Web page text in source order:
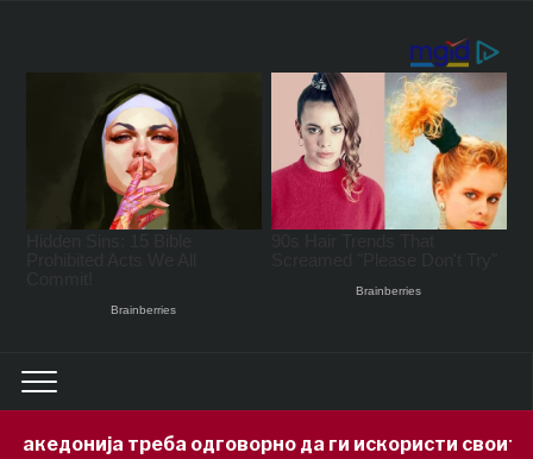
треба одговорно да ги искористи своите